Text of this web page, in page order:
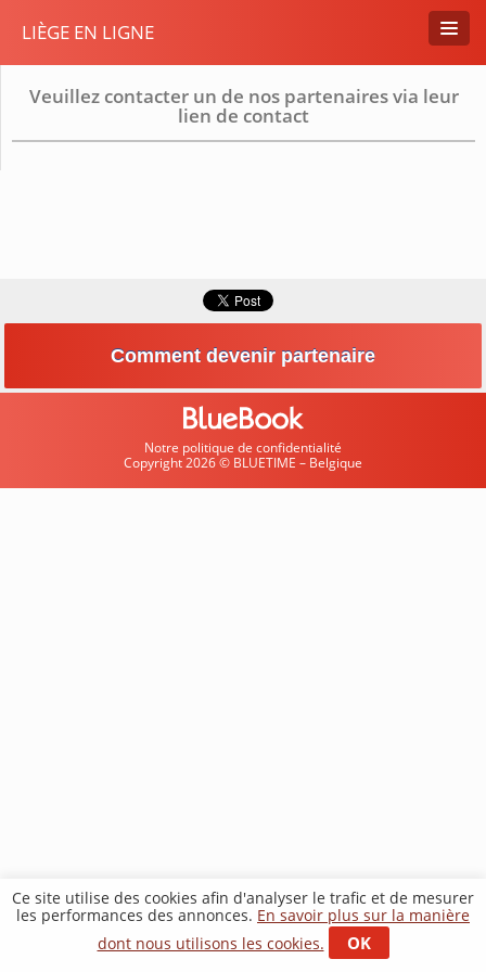
LIÈGE EN LIGNE
Veuillez contacter un de nos partenaires via leur
lien de contact
Comment devenir partenaire
Notre politique de confidentialité
Copyright 2026 © BLUETIME – Belgique
Ce site utilise des cookies afin d'analyser le trafic et de mesurer
les performances des annonces. En savoir plus sur la manière
dont nous utilisons les cookies.
OK